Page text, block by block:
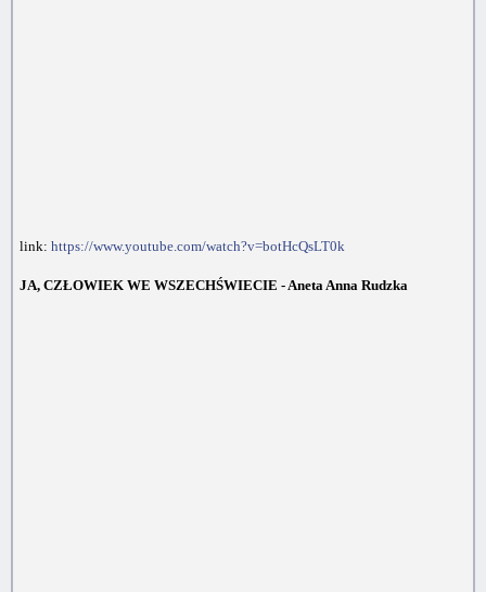
link: https://www.youtube.com/watch?v=botHcQsLT0k
JA, CZŁOWIEK WE WSZECHŚWIECIE - Aneta Anna Rudzka